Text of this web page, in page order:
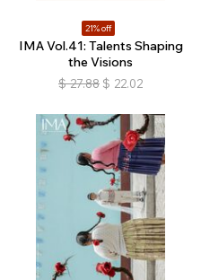
21% off
IMA Vol.41: Talents Shaping
the Visions
$ 27.88 $ 22.02